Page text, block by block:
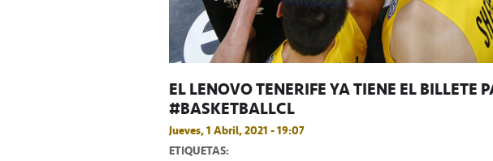
EL LENOVO TENERIFE YA TIENE EL
#BASKETBALLCL
Jueves, 1 Abril, 2021 - 19:07
ETIQUETAS: